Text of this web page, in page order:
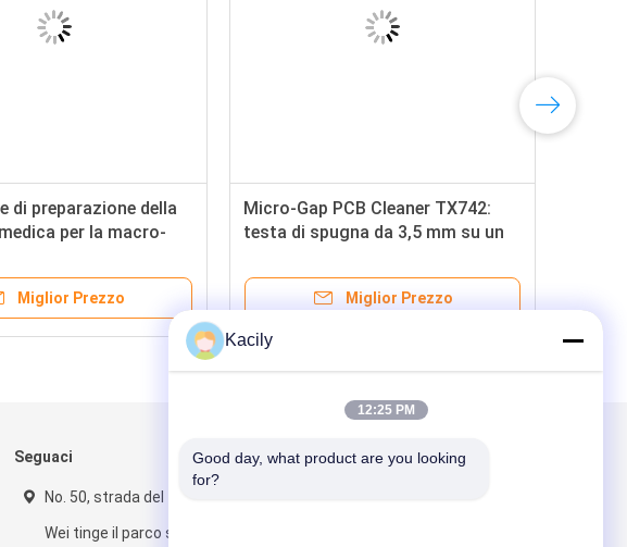
di preparazione della
per la macro-
la gestione rapida
l'avvolgimento
Miglior Prezzo
Micro-Gap PCB Cleaner TX742:
testa di spugna da 3,5 mm su un
senza pari in assemblee affollate
Miglior Prezzo
Seguaci
No. 50, strada del tonghe,
Wei tinge il parco scientifico,
Scrivici
Kacily
12:25 PM
Good day, what product are you looking
for?